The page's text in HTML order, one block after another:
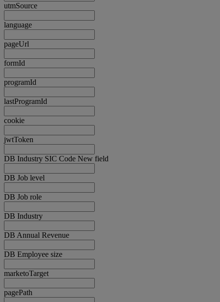
utmSource
language
pageUrl
formId
programId
lastProgramId
cookie
jwtToken
DB Industry SIC Code New field
DB Job level
DB Job role
DB Industry
DB Annual Revenue
DB Employee size
marketoTarget
pagePath